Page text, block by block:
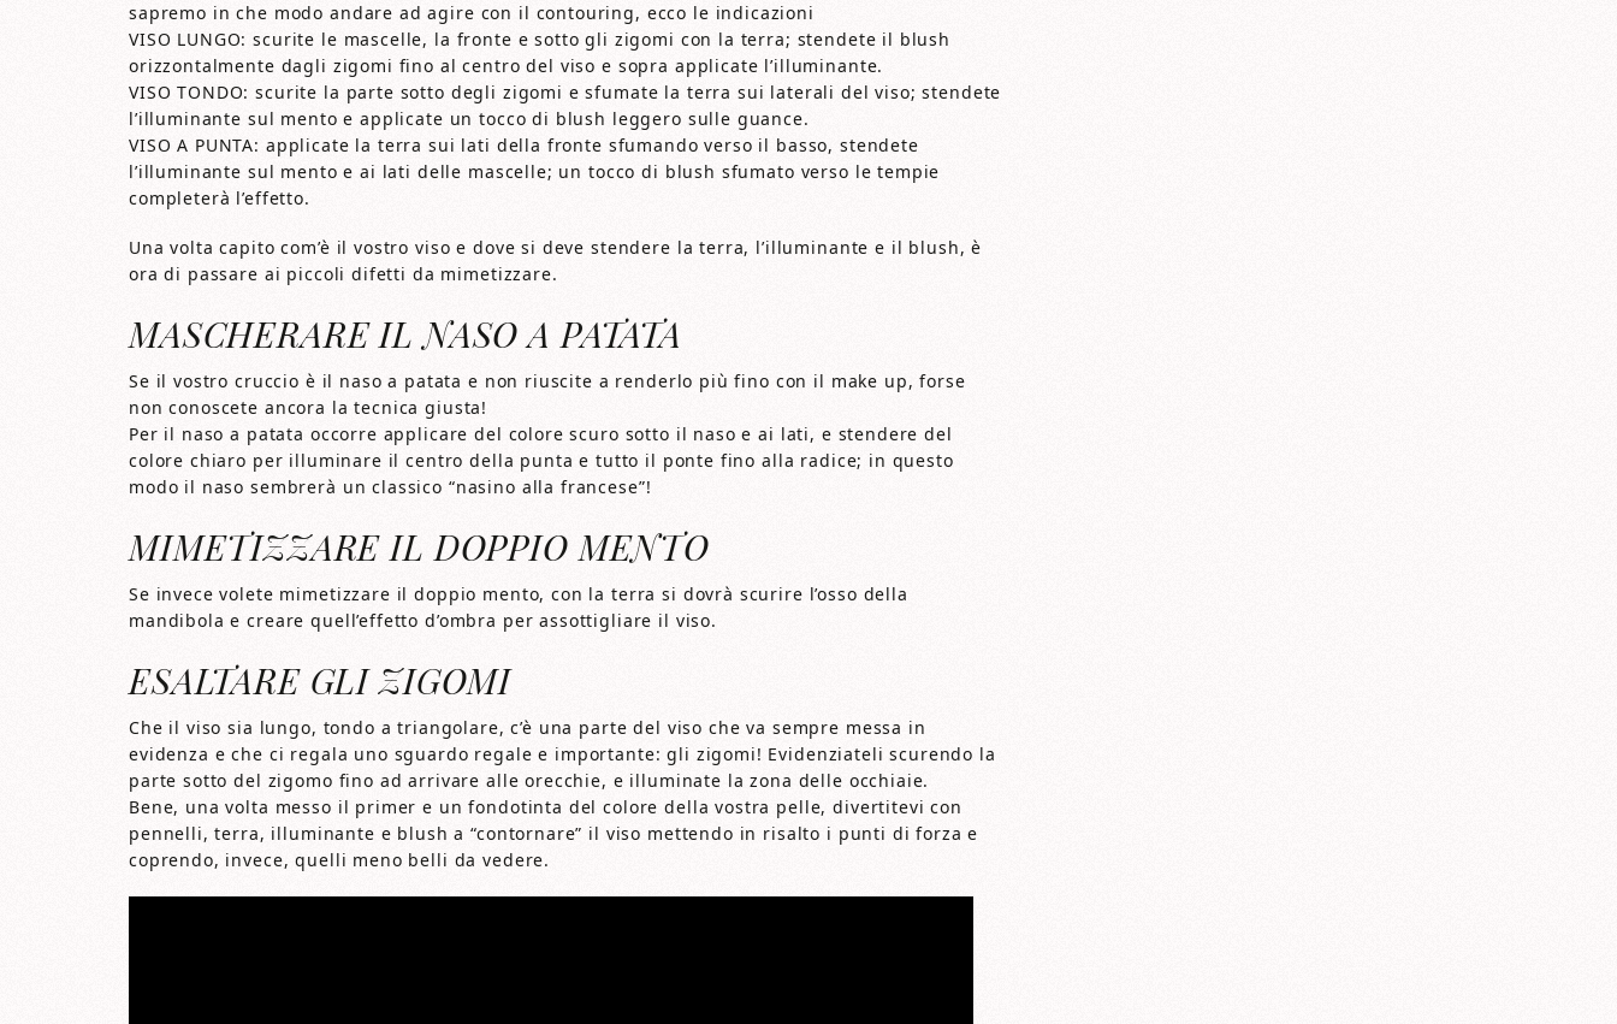
sapremo in che modo andare ad agire con il contouring, ecco le indicazioni
VISO LUNGO: scurite le mascelle, la fronte e sotto gli zigomi con la terra; stendete il blush
orizzontalmente dagli zigomi fino al centro del viso e sopra applicate l’illuminante.
VISO TONDO: scurite la parte sotto degli zigomi e sfumate la terra sui laterali del viso; stendete
l’illuminante sul mento e applicate un tocco di blush leggero sulle guance.
VISO A PUNTA: applicate la terra sui lati della fronte sfumando verso il basso, stendete
l’illuminante sul mento e ai lati delle mascelle; un tocco di blush sfumato verso le tempie
completerà l’effetto.
Una volta capito com’è il vostro viso e dove si deve stendere la terra, l’illuminante e il blush, è
ora di passare ai piccoli difetti da mimetizzare.
MASCHERARE IL NASO A PATATA
Se il vostro cruccio è il naso a patata e non riuscite a renderlo più fino con il make up, forse
non conoscete ancora la tecnica giusta!
Per il naso a patata occorre applicare del colore scuro sotto il naso e ai lati, e stendere del
colore chiaro per illuminare il centro della punta e tutto il ponte fino alla radice; in questo
modo il naso sembrerà un classico “nasino alla francese”!
MIMETIZZARE IL DOPPIO MENTO
Se invece volete mimetizzare il doppio mento, con la terra si dovrà scurire l’osso della
mandibola e creare quell’effetto d’ombra per assottigliare il viso.
ESALTARE GLI ZIGOMI
Che il viso sia lungo, tondo a triangolare, c’è una parte del viso che va sempre messa in
evidenza e che ci regala uno sguardo regale e importante: gli zigomi! Evidenziateli scurendo la
parte sotto del zigomo fino ad arrivare alle orecchie, e illuminate la zona delle occhiaie.
Bene, una volta messo il primer e un fondotinta del colore della vostra pelle, divertitevi con
pennelli, terra, illuminante e blush a “contornare” il viso mettendo in risalto i punti di forza e
coprendo, invece, quelli meno belli da vedere.